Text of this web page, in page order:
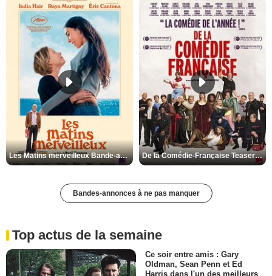
Les Matins merveilleux Bande-annonce VF De la Comédie-Française Teaser VF
Bandes-annonces à ne pas manquer
Top actus de la semaine
Ce soir entre amis : Gary
Oldman, Sean Penn et Ed
Harris dans l'un des meilleurs